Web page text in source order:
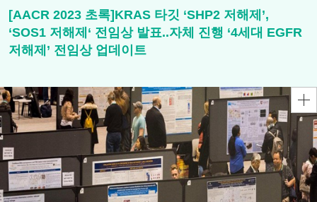
[AACR 2023 초록]KRAS 타깃 ‘SHP2 저해제’,
‘SOS1 저해제‘ 전임상 발표..자체 진행 ‘4세대 EGFR
저해제’ 전임상 업데이트